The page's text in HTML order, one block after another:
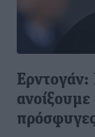
Ερντογάν:
ανοίξουμε